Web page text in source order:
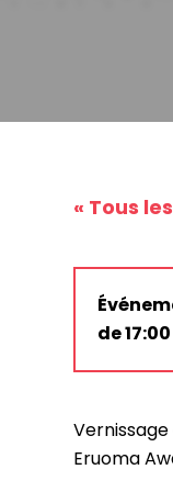
« Tous
de
Vernissage
Eruoma